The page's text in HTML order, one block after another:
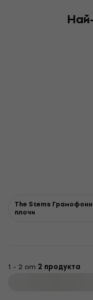
The Stems
плочи
1 - 2 от 2 продукта